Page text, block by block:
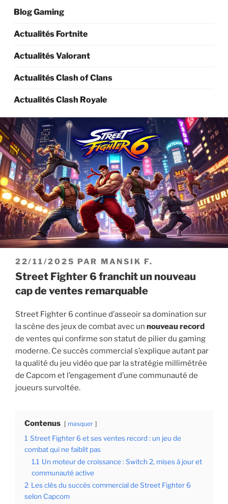
Blog Gaming
Actualités Fortnite
Actualités Valorant
Actualités Clash of Clans
Actualités Clash Royale
PUBLIÉ
LE
22/11/2025 PAR MANSIK F.
Street Fighter 6 franchit un nouveau
cap de ventes remarquable
Street Fighter 6 continue d’asseoir sa domination sur
la scène des jeux de combat avec un nouveau record
de ventes qui confirme son statut de pilier du gaming
moderne. Ce succès commercial s’explique autant par
la qualité du jeu vidéo que par la stratégie millimétrée
de Capcom et l’engagement d’une communauté de
joueurs survoltée.
Contenus masquer
1 Street Fighter 6 et ses ventes record : un jeu de
combat qui ne faiblit pas
1.1 Un moteur de croissance : Switch 2, mises à jour et
communauté active
2 Les clés du succès commercial de Street Fighter 6
selon Capcom